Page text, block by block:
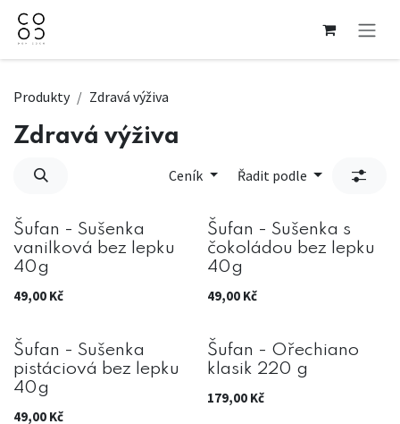
Přejít na obsah
Produkty Zdravá výživa
Zdravá výživa
Ceník Řadit podle
Šufan - Sušenka
vanilková bez lepku
40g
49,00 Kč
Šufan - Sušenka s
čokoládou bez lepku
40g
49,00Kč
Šufan - Sušenka
pistáciová bez lepku
40g
49,00 Kč
Šufan - Ořechiano
klasik 220 g
179,00Kč